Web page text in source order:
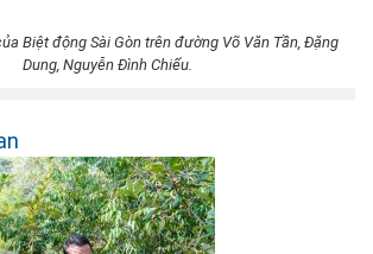
Biệt động Sài Gòn trên đường Võ Văn Tần, Đặng
Dung, Nguyễn Đình Chiểu.